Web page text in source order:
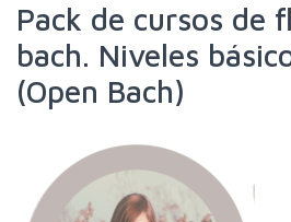
Pack de cursos de
bach. Niveles
(Open Bach)